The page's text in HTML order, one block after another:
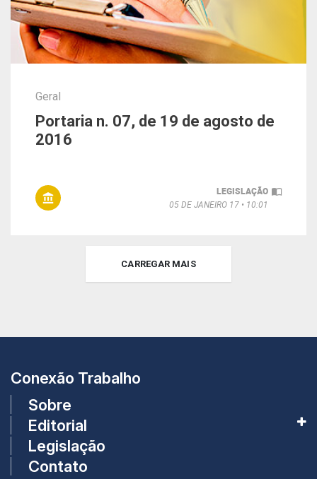
Geral
Portaria n. 07, de 19 de agosto de
2016
LEGISLAÇÃO
05 DE JANEIRO 17
10:01
CARREGAR MAIS
Conexão Trabalho
Sobre
Editorial
Legislação
Contato